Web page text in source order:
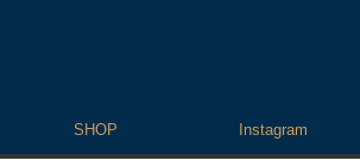
SHOP Instagram